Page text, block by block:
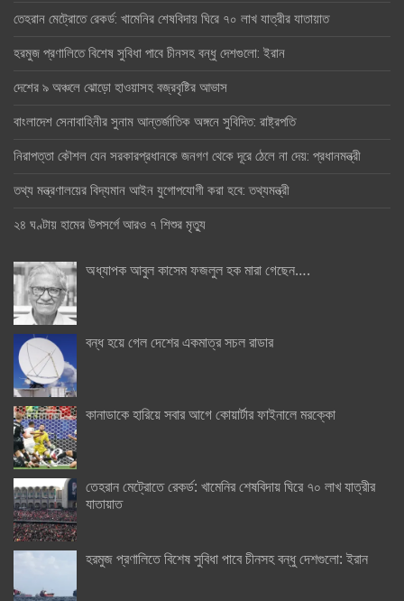
তেহরান মেট্রোতে রেকর্ড: খামেনির শেষবিদায় ঘিরে ৭০ লাখ যাত্রীর যাতায়াত
হরমুজ প্রণালিতে বিশেষ সুবিধা পাবে চীনসহ বন্ধু দেশগুলো: ইরান
দেশের ৯ অঞ্চলে ঝোড়ো হাওয়াসহ বজ্রবৃষ্টির আভাস
বাংলাদেশ সেনাবাহিনীর সুনাম আন্তর্জাতিক অঙ্গনে সুবিদিত: রাষ্ট্রপতি
নিরাপত্তা কৌশল যেন সরকারপ্রধানকে জনগণ থেকে দূরে ঠেলে না দেয়: প্রধানমন্ত্রী
তথ্য মন্ত্রণালয়ের বিদ্যমান আইন যুগোপযোগী করা হবে: তথ্যমন্ত্রী
২৪ ঘণ্টায় হামের উপসর্গে আরও ৭ শিশুর মৃত্যু
অধ্যাপক আবুল কাসেম ফজলুল হক মারা গেছেন….
বন্ধ হয়ে গেল দেশের একমাত্র সচল রাডার
কানাডাকে হারিয়ে সবার আগে কোয়ার্টার ফাইনালে মরক্কো
তেহরান মেট্রোতে রেকর্ড: খামেনির শেষবিদায় ঘিরে ৭০ লাখ যাত্রীর
যাতায়াত
হরমুজ প্রণালিতে বিশেষ সুবিধা পাবে চীনসহ বন্ধু দেশগুলো: ইরান